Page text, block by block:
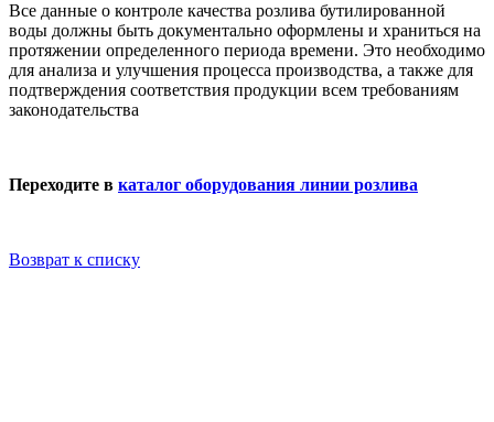
Все данные о контроле качества розлива бутилированной
воды должны быть документально оформлены и храниться на
протяжении определенного периода времени. Это необходимо
для анализа и улучшения процесса производства, а также для
подтверждения соответствия продукции всем требованиям
законодательства
Переходите в каталог оборудования линии розлива
Возврат к списку